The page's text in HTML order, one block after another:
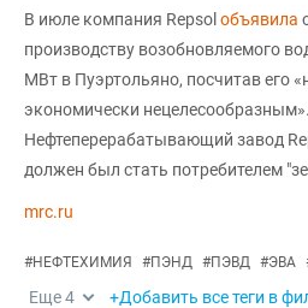
В июле компания Repsol объявила
производству возобновляемого
МВт в Пуэртольяно, посчитав его
экономически нецелесообразным».
Нефтеперерабатывающий завод
должен был стать потребителем
mrc.ru
#НЕФТЕХИМИЯ #ПЭНД #ПЭВД #ЭВА
Еще4 +Добавить все теги в